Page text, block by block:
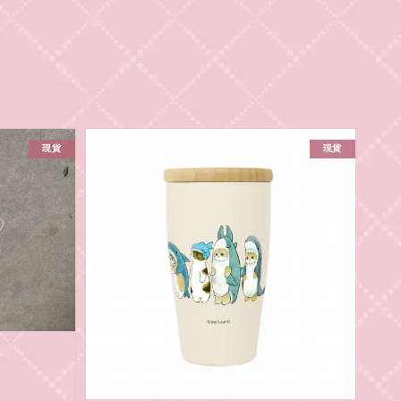
現貨 現貨